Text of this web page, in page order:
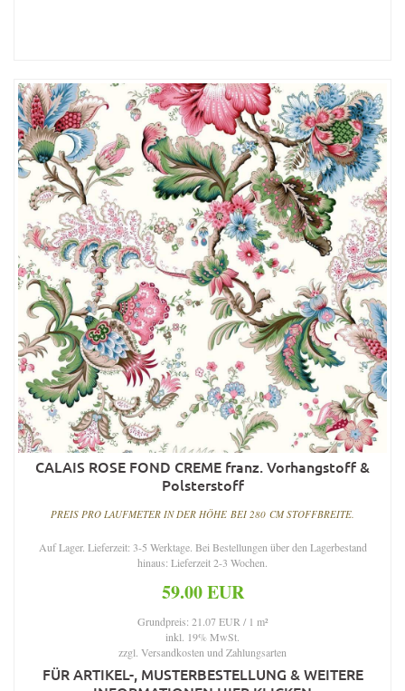
CALAIS ROSE FOND CREME franz. Vorhangstoff &
Polsterstoff
PREIS PRO LAUFMETER IN DER HÖHE BEI 280 CM STOFFBREITE.
Auf Lager. Lieferzeit: 3-5 Werktage. Bei Bestellungen über den Lagerbestand
hinaus: Lieferzeit 2-3 Wochen.
59.00 EUR
Grundpreis: 21.07 EUR / 1 m²
inkl. 19% MwSt.
zzgl. Versandkosten und Zahlungsarten
FÜR ARTIKEL-, MUSTERBESTELLUNG & WEITERE